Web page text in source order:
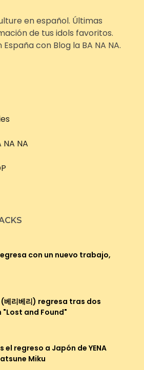
en español. Últimas
de tus idols favoritos.
con Blog la BA NA NA.
NA
regresa con un nuevo trabajo,
(베리베리) regresa tras dos
"Lost and Found"
el regreso a Japón de YENA
Miku